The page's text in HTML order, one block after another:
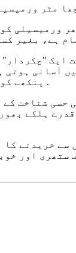
مٹر
ورمیسیلی
ہے، بغیر
آسانی
پنکھے کو جلانا آسان نہیں ہوتا ہے اور باقیات کو ذرات کے سخت جھنڈوں کو اٹھانا آسان ہوتا ہے۔ .
شناخت
ہلکے
خریدنے
اور